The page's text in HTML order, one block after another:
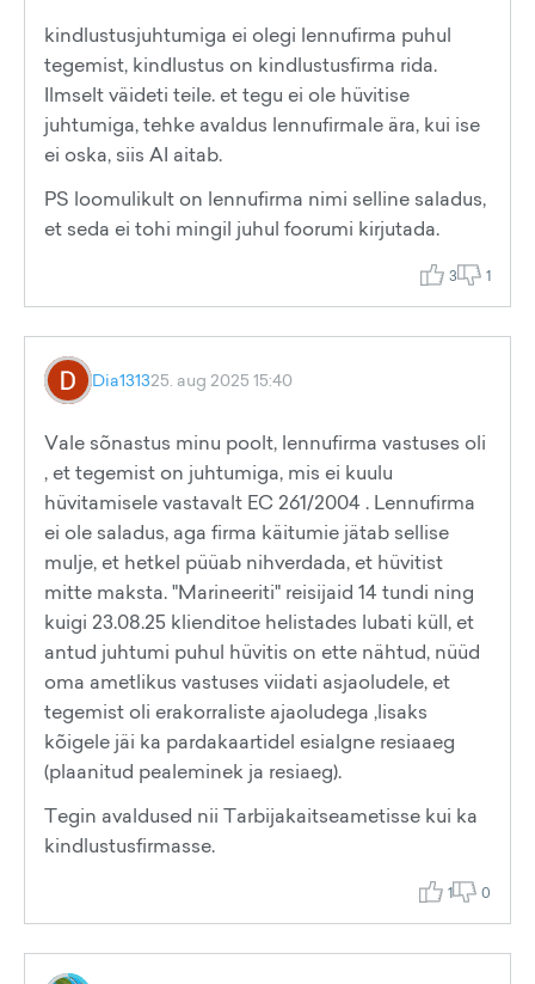
kindlustusjuhtumiga ei olegi lennufirma puhul
tegemist, kindlustus on kindlustusfirma rida.
Ilmselt väideti teile. et tegu ei ole hüvitise
juhtumiga, tehke avaldus lennufirmale ära, kui ise
ei oska, siis AI aitab.
PS loomulikult on lennufirma nimi selline saladus,
et seda ei tohi mingil juhul foorumi kirjutada.
3 1
Dia131325. aug 2025 15:40
Vale sõnastus minu poolt, lennufirma vastuses oli
, et tegemist on juhtumiga, mis ei kuulu
hüvitamisele vastavalt EC 261/2004 . Lennufirma
ei ole saladus, aga firma käitumie jätab sellise
mulje, et hetkel püüab nihverdada, et hüvitist
mitte maksta. "Marineeriti" reisijaid 14 tundi ning
kuigi 23.08.25 klienditoe helistades lubati küll, et
antud juhtumi puhul hüvitis on ette nähtud, nüüd
oma ametlikus vastuses viidati asjaoludele, et
tegemist oli erakorraliste ajaoludega ,lisaks
kõigele jäi ka pardakaartidel esialgne resiaaeg
(plaanitud pealeminek ja resiaeg).
Tegin avaldused nii Tarbijakaitseametisse kui ka
kindlustusfirmasse.
1 0